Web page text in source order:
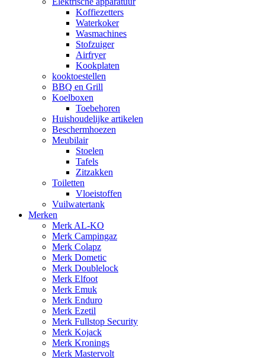
Koffiezetters
Waterkoker
Wasmachines
Stofzuiger
Airfryer
Kookplaten
kooktoestellen
BBQ en Grill
Koelboxen
Toebehoren
Huishoudelijke artikelen
Beschermhoezen
Meubilair
Stoelen
Tafels
Zitzakken
Toiletten
Vloeistoffen
Vuilwatertank
Merken
Merk AL-KO
Merk Campingaz
Merk Colapz
Merk Dometic
Merk Doublelock
Merk Elfoot
Merk Emuk
Merk Enduro
Merk Ezetil
Merk Fullstop Security
Merk Kojack
Merk Kronings
Merk Mastervolt